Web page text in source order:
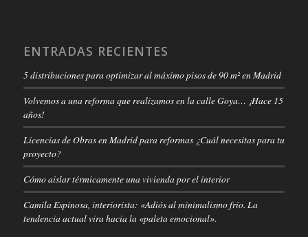
ENTRADAS RECIENTES
5 distribuciones para optimizar al máximo pisos de 90 m² en Madrid
Volvemos a una reforma que realizamos en la calle Goya… ¡Hace 15
años!
Licencias de Obras en Madrid para reformas ¿Cuál necesitas para tu
proyecto?
Cómo aislar térmicamente una vivienda por el interior
Camila Espinosa, interiorista: «Adiós al minimalismo frío. La
tendencia actual vira hacia la «paleta emocional».